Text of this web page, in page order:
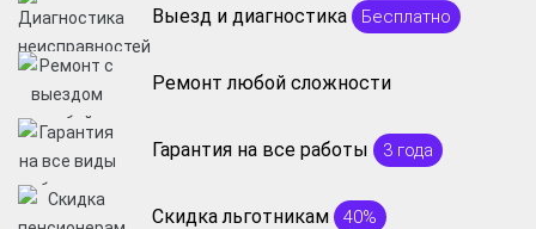
Выезд и диагностика Бесплатно
Ремонт любой сложности
Гарантия на все работы 3 года
Скидка льготникам 40%